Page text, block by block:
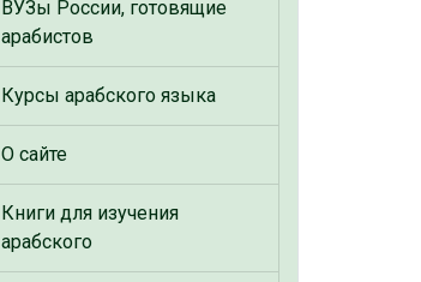
ВУЗы России, готовящие
арабистов
Курсы арабского языка
О сайте
Книги для изучения
арабского